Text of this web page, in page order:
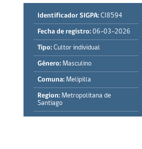
Identificador SIGPA: CI8594
Fecha de registro: 06-03-2026
Tipo: Cultor individual
Género: Masculino
Comuna: Melipilla
Region: Metropolitana de
Santiago